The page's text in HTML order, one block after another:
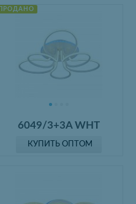
ПРОДАНО
6049/3+3A WHT
КУПИТЬ ОПТОМ